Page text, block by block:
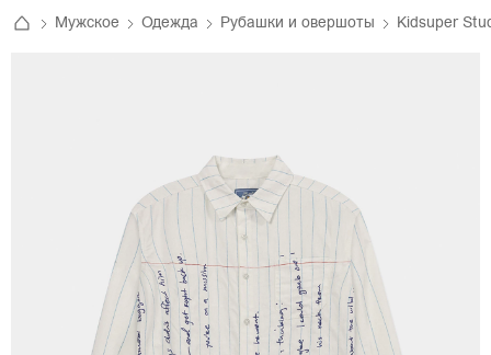
Мужское Одежда Рубашки и овершоты Kidsuper